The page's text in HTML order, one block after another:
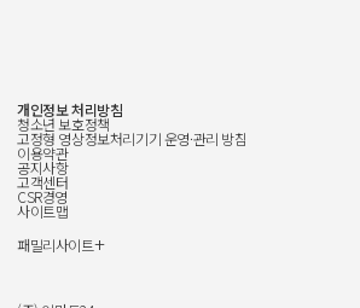
개인정보 처리방침
청소년 보호정책
고정형 영상정보처리기기 운영·관리 방침
이용약관
공지사항
고객센터
CSR경영
사이트맵
패밀리사이트+
신세계그룹